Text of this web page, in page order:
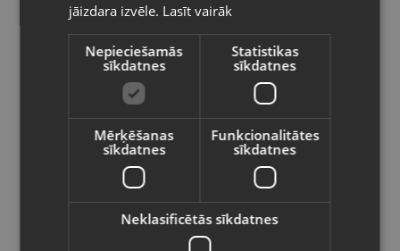
5.50€
Preces informācija
Nintendo spēles
Jēkabpils, Brīvības iela 146
+371 29474042
Vietnes saturs būs attēlots izvēlētajā
valodā
Valsts
Latviešu / Latvian
jāizdara izvēle. Lasīt vairāk
Nepieciešamās
sīkdatnes
Statistikas
sīkdatnes
Mērķēšanas
sīkdatnes
Funkcionalitātes
sīkdatnes
Neklasificētās sīkdatnes